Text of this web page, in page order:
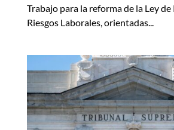
Trabajo para la reforma de la Ley
Riesgos Laborales, orientadas...